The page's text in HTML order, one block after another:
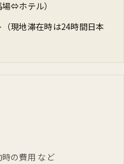
⇔ホテル）
現地滞在時は24時間日本
の費用 など